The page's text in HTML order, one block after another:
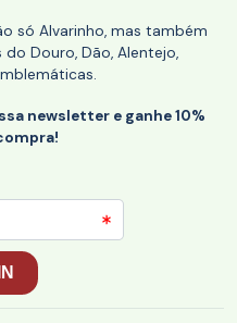
só Alvarinho, mas também
Douro, Dão, Alentejo,
newsletter e ganhe 10%